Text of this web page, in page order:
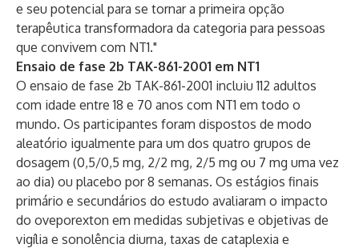
e seu potencial para se tornar a primeira opção
terapêutica transformadora da categoria para pessoas
que convivem com NT1."
Ensaio de fase 2b TAK-861-2001 em NT1
O ensaio de fase 2b TAK-861-2001 incluiu 112 adultos
com idade entre 18 e 70 anos com NT1 em todo o
mundo. Os participantes foram dispostos de modo
aleatório igualmente para um dos quatro grupos de
dosagem (0,5/0,5 mg, 2/2 mg, 2/5 mg ou 7 mg uma vez
ao dia) ou placebo por 8 semanas. Os estágios finais
primário e secundários do estudo avaliaram o impacto
do oveporexton em medidas subjetivas e objetivas de
vigília e sonolência diurna, taxas de cataplexia e